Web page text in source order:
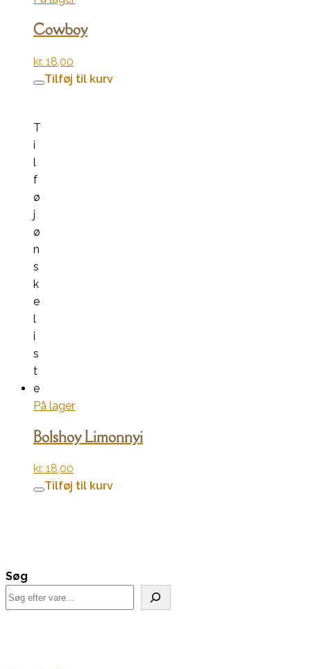
Cowboy
kr. 18,00
Tilføj til kurv
T
i
l
f
ø
j
ø
n
s
k
e
l
i
s
t
e
På lager
Bolshoy Limonnyi
kr. 18,00
Tilføj til kurv
Søg